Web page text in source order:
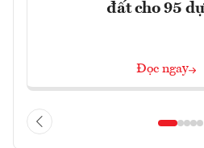
đất cho 95
Đọc ngay